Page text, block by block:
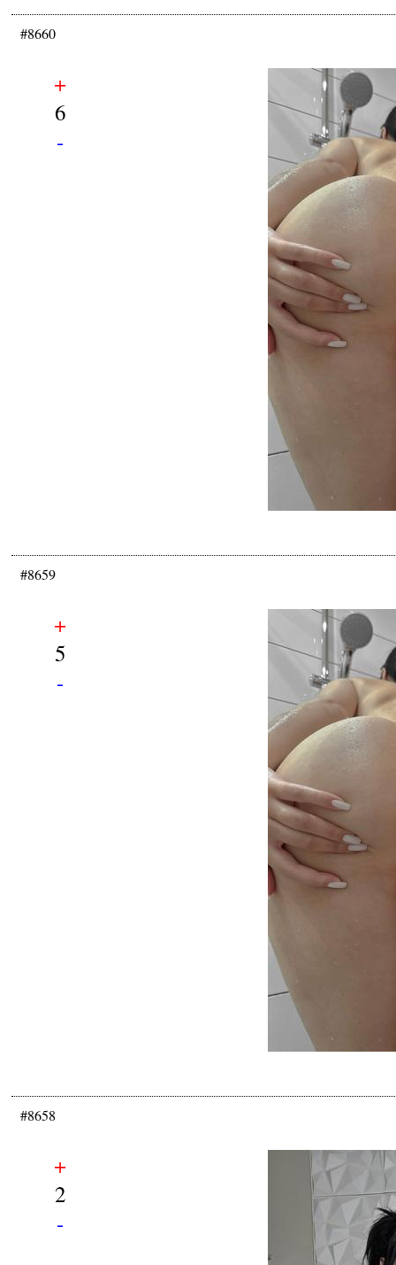
#8660
+
6
-
#8659
+
5
-
#8658
+
2
-